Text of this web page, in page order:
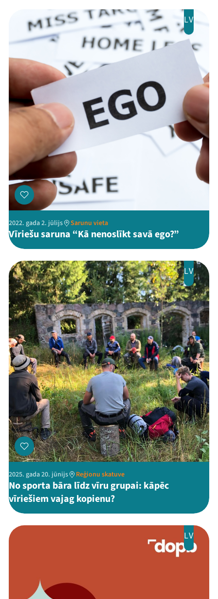
Ziedo
Veikals
Kontakti
ThreadsFacebookYoutube
X TikTok
LV
2022. gada 2. jūlijs Sarunu vieta
Vīriešu saruna “Kā nenoslīkt savā ego?”
LV
2025. gada 20. jūnijs Reģionu skatuve
No sporta bāra līdz vīru grupai: kāpēc
vīriešiem vajag kopienu?
LV